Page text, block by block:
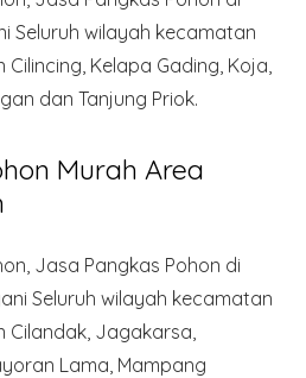
Seluruh wilayah kecamatan
Kelapa Gading, Koja,
dan Tanjung Priok.
Murah Area
Jasa Pangkas Pohon di
Seluruh wilayah kecamatan
Jagakarsa,
Lama, Mampang